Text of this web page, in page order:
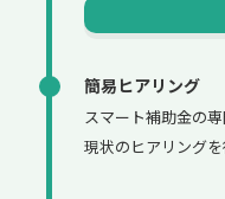
簡易ヒアリング
スマート補助金の
現状のヒアリングを